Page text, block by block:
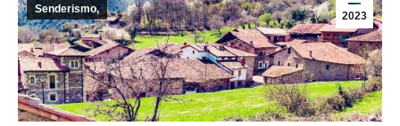
2023
Senderismo,